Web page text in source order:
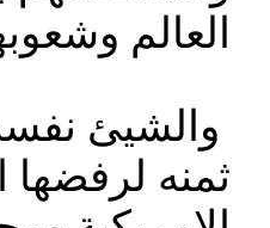
العالم
والشيئ
ثمنه لرفضها